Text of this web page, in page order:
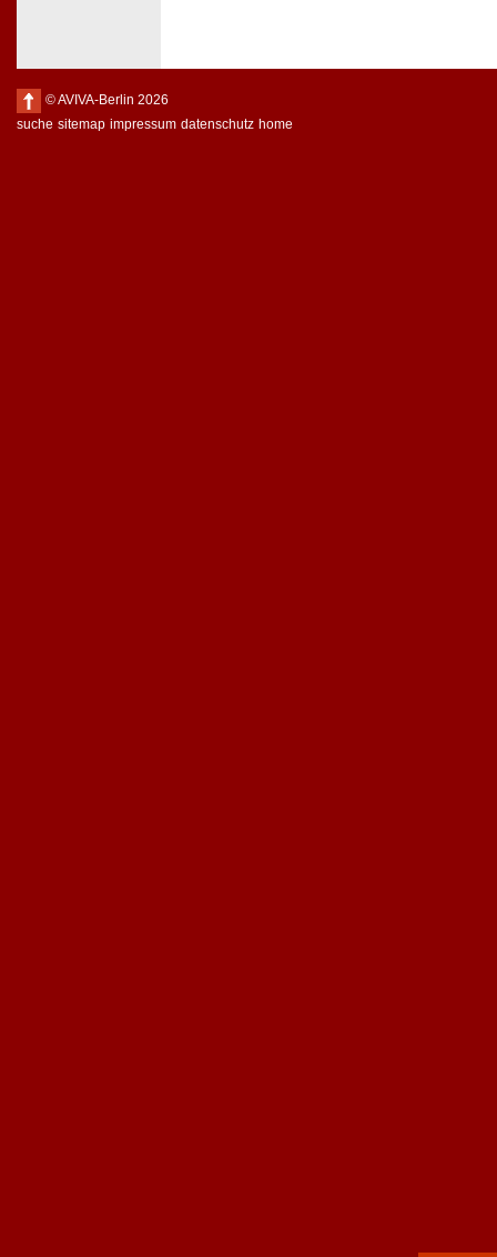
© AVIVA-Berlin 2026
suche sitemap impressum datenschutz home